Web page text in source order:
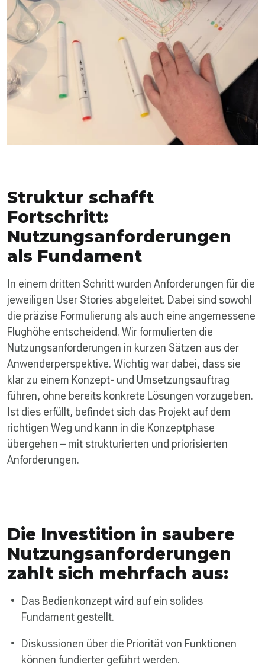
Struktur schafft
Fortschritt:
Nutzungsanforderungen
als Fundament
In einem dritten Schritt wurden Anforderungen für die
jeweiligen User Stories abgeleitet. Dabei sind sowohl
die präzise Formulierung als auch eine angemessene
Flughöhe entscheidend. Wir formulierten die
Nutzungsanforderungen in kurzen Sätzen aus der
Anwenderperspektive. Wichtig war dabei, dass sie
klar zu einem Konzept- und Umsetzungsauftrag
führen, ohne bereits konkrete Lösungen vorzugeben.
Ist dies erfüllt, befindet sich das Projekt auf dem
richtigen Weg und kann in die Konzeptphase
übergehen – mit strukturierten und priorisierten
Anforderungen.
Die Investition in saubere
Nutzungsanforderungen
zahlt sich mehrfach aus:
Das Bedienkonzept wird auf ein solides
Fundament gestellt.
Diskussionen über die Priorität von Funktionen
können fundierter geführt werden.